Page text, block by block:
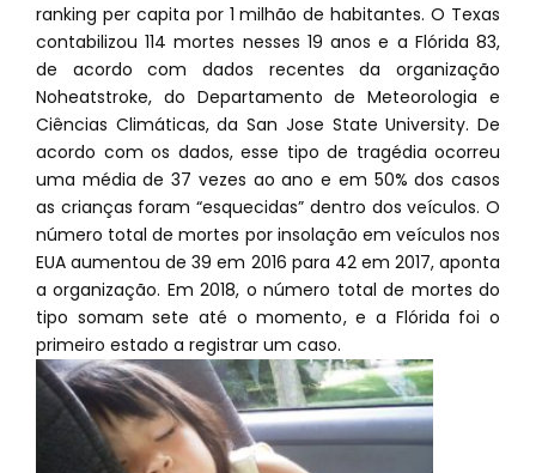
ranking per capita por 1 milhão de habitantes. O Texas
contabilizou 114 mortes nesses 19 anos e a Flórida 83,
de acordo com dados recentes da organização
Noheatstroke, do Departamento de Meteorologia e
Ciências Climáticas, da San Jose State University. De
acordo com os dados, esse tipo de tragédia ocorreu
uma média de 37 vezes ao ano e em 50% dos casos
as crianças foram “esquecidas” dentro dos veículos. O
número total de mortes por insolação em veículos nos
EUA aumentou de 39 em 2016 para 42 em 2017, aponta
a organização. Em 2018, o número total de mortes do
tipo somam sete até o momento, e a Flórida foi o
primeiro estado a registrar um caso.